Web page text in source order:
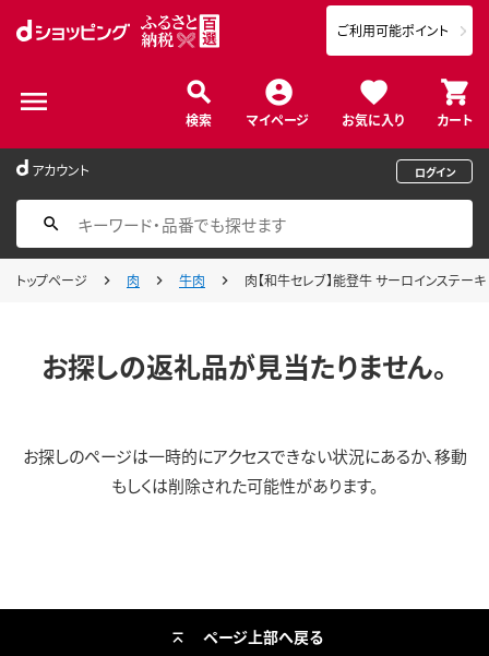
検索 マイページ お気に入り カート
ご利用可能ポイント
アカウント ログイン
トップページ 肉 牛肉 肉【和牛セレブ】能登牛 サーロインステ
お探しの返礼品が見当たりません。
お探しのページは一時的にアクセスできない状況にあるか、移動
もしくは削除された可能性があります。
ページ上部へ戻る